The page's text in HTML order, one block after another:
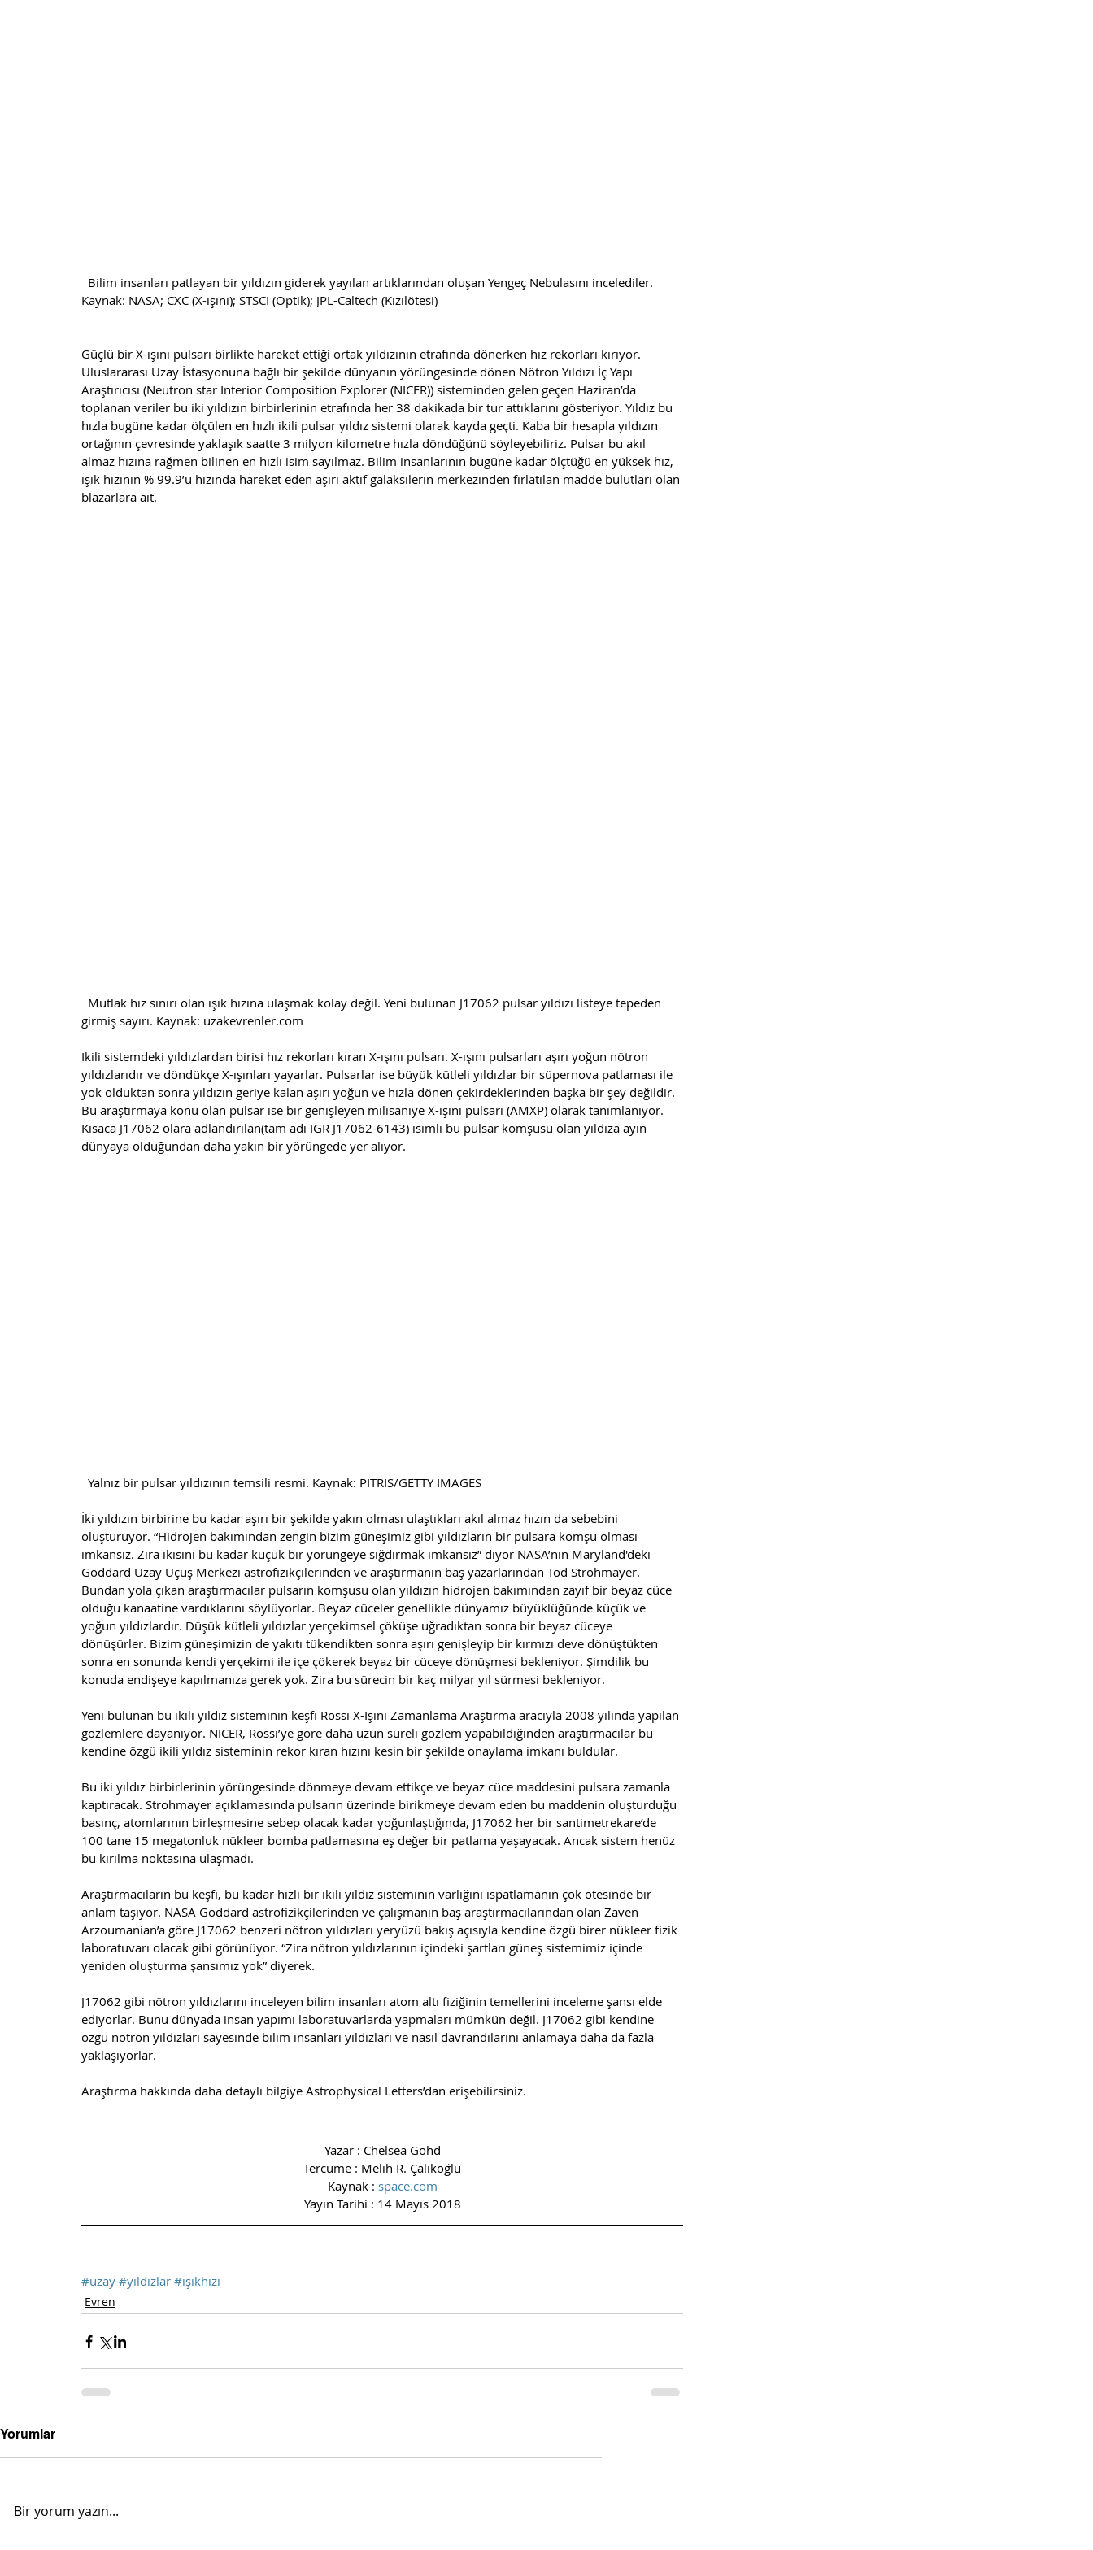
Kaynak: NASA; CXC (X-ışını); STSCI (Optik); JPL-Caltech (Kızılötesi)
Güçlü bir X-ışını pulsarı birlikte hareket ettiği ortak yıldızının etrafında dönerken hız rekorları kırıyor.
Uluslararası Uzay İstasyonuna bağlı bir şekilde dünyanın yörüngesinde dönen Nötron Yıldızı İç Yapı
Araştırıcısı (Neutron star Interior Composition Explorer (NICER)) sisteminden gelen geçen Haziran’da
toplanan veriler bu iki yıldızın birbirlerinin etrafında her 38 dakikada bir tur attıklarını gösteriyor. Yıldız bu
hızla bugüne kadar ölçülen en hızlı ikili pulsar yıldız sistemi olarak kayda geçti. Kaba bir hesapla yıldızın
ortağının çevresinde yaklaşık saatte 3 milyon kilometre hızla döndüğünü söyleyebiliriz. Pulsar bu akıl
almaz hızına rağmen bilinen en hızlı isim sayılmaz. Bilim insanlarının bugüne kadar ölçtüğü en yüksek hız,
ışık hızının % 99.9’u hızında hareket eden aşırı aktif galaksilerin merkezinden fırlatılan madde bulutları olan
blazarlara ait.
girmiş sayırı. Kaynak: uzakevrenler.com
İkili sistemdeki yıldızlardan birisi hız rekorları kıran X-ışını pulsarı. X-ışını pulsarları aşırı yoğun nötron
yıldızlarıdır ve döndükçe X-ışınları yayarlar. Pulsarlar ise büyük kütleli yıldızlar bir süpernova patlaması ile
yok olduktan sonra yıldızın geriye kalan aşırı yoğun ve hızla dönen çekirdeklerinden başka bir şey değildir.
Bu araştırmaya konu olan pulsar ise bir genişleyen milisaniye X-ışını pulsarı (AMXP) olarak tanımlanıyor.
Kısaca J17062 olara adlandırılan(tam adı IGR J17062-6143) isimli bu pulsar komşusu olan yıldıza ayın
dünyaya olduğundan daha yakın bir yörüngede yer alıyor.
  Yalnız bir pulsar yıldızının temsili resmi. Kaynak: PITRIS/GETTY IMAGES
İki yıldızın birbirine bu kadar aşırı bir şekilde yakın olması ulaştıkları akıl almaz hızın da sebebini
oluşturuyor. “Hidrojen bakımından zengin bizim güneşimiz gibi yıldızların bir pulsara komşu olması
imkansız. Zira ikisini bu kadar küçük bir yörüngeye sığdırmak imkansız” diyor NASA’nın Maryland'deki
Goddard Uzay Uçuş Merkezi astrofizikçilerinden ve araştırmanın baş yazarlarından Tod Strohmayer.
Bundan yola çıkan araştırmacılar pulsarın komşusu olan yıldızın hidrojen bakımından zayıf bir beyaz cüce
olduğu kanaatine vardıklarını söylüyorlar. Beyaz cüceler genellikle dünyamız büyüklüğünde küçük ve
yoğun yıldızlardır. Düşük kütleli yıldızlar yerçekimsel çöküşe uğradıktan sonra bir beyaz cüceye
dönüşürler. Bizim güneşimizin de yakıtı tükendikten sonra aşırı genişleyip bir kırmızı deve dönüştükten
sonra en sonunda kendi yerçekimi ile içe çökerek beyaz bir cüceye dönüşmesi bekleniyor. Şimdilik bu
konuda endişeye kapılmanıza gerek yok. Zira bu sürecin bir kaç milyar yıl sürmesi bekleniyor.
Yeni bulunan bu ikili yıldız sisteminin keşfi Rossi X-Işını Zamanlama Araştırma aracıyla 2008 yılında yapılan
gözlemlere dayanıyor. NICER, Rossi’ye göre daha uzun süreli gözlem yapabildiğinden araştırmacılar bu
kendine özgü ikili yıldız sisteminin rekor kıran hızını kesin bir şekilde onaylama imkanı buldular.
Bu iki yıldız birbirlerinin yörüngesinde dönmeye devam ettikçe ve beyaz cüce maddesini pulsara zamanla
kaptıracak. Strohmayer açıklamasında pulsarın üzerinde birikmeye devam eden bu maddenin oluşturduğu
basınç, atomlarının birleşmesine sebep olacak kadar yoğunlaştığında, J17062 her bir santimetrekare’de
100 tane 15 megatonluk nükleer bomba patlamasına eş değer bir patlama yaşayacak. Ancak sistem henüz
bu kırılma noktasına ulaşmadı.
Araştırmacıların bu keşfi, bu kadar hızlı bir ikili yıldız sisteminin varlığını ispatlamanın çok ötesinde bir
anlam taşıyor. NASA Goddard astrofizikçilerinden ve çalışmanın baş araştırmacılarından olan Zaven
Arzoumanian’a göre J17062 benzeri nötron yıldızları yeryüzü bakış açısıyla kendine özgü birer nükleer fizik
laboratuvarı olacak gibi görünüyor. “Zira nötron yıldızlarının içindeki şartları güneş sistemimiz içinde
yeniden oluşturma şansımız yok” diyerek.
J17062 gibi nötron yıldızlarını inceleyen bilim insanları atom altı fiziğinin temellerini inceleme şansı elde
ediyorlar. Bunu dünyada insan yapımı laboratuvarlarda yapmaları mümkün değil. J17062 gibi kendine
özgü nötron yıldızları sayesinde bilim insanları yıldızları ve nasıl davrandılarını anlamaya daha da fazla
yaklaşıyorlar.
Araştırma hakkında daha detaylı bilgiye Astrophysical Letters’dan erişebilirsiniz.
Yazar : Chelsea Gohd
Tercüme : Melih R. Çalıkoğlu
Kaynak : space.com
Yayın Tarihi : 14 Mayıs 2018
#uzay #yıldızlar #ışıkhızı
Evren
Yorumlar
Bir yorum yazın...